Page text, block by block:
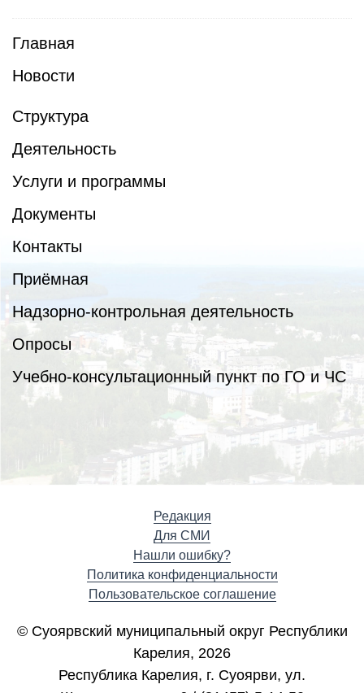
Главная
Новости
Структура
Деятельность
Услуги и программы
Документы
Контакты
Приёмная
Надзорно-контрольная деятельность
Опросы
Учебно-консультационный пункт по ГО и ЧС
Редакция
Для СМИ
Нашли ошибку?
Политика конфиденциальности
Пользовательское соглашение
© Суоярвский муниципальный округ Республики
Карелия, 2026
Республика Карелия, г. Cуоярви, ул.